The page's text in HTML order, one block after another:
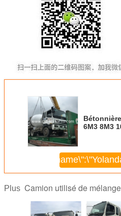
6M3 8M3
Plus Camion utilisé de